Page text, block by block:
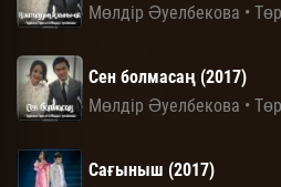
Мөлдір Әуелбекова •
Сен болмасаң (2017)
Мөлдір Әуелбекова •
Сағыныш (2017)